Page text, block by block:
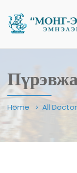
Home All